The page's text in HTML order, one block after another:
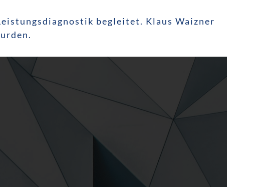
begleitet. Klaus Waizner